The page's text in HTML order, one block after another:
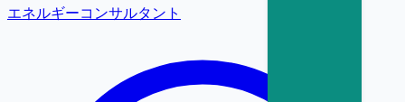
エネルギーコンサルタント